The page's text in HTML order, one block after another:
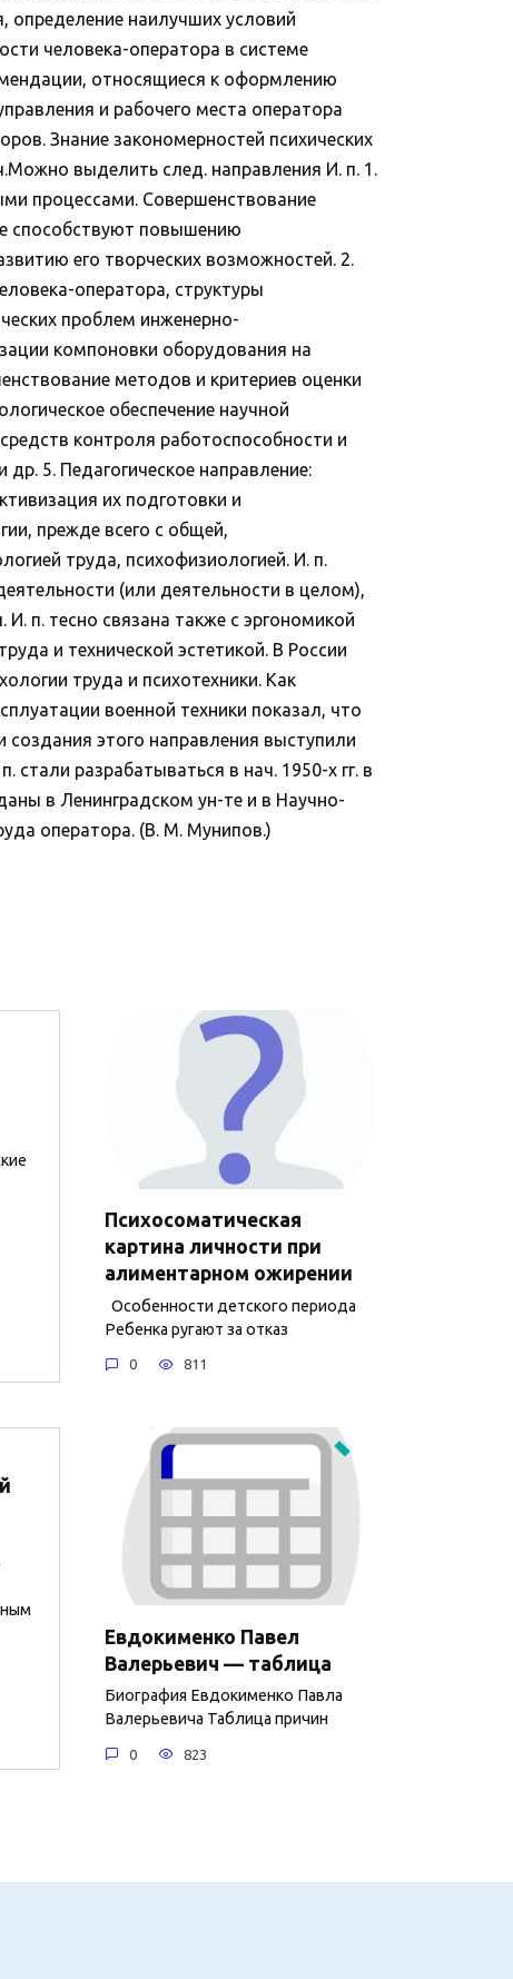
определение наилучших условий
человека-оператора в системе
относящиеся к оформлению
и рабочего места оператора
Знание закономерностей психических
выделить след. направления И. п. 1.
процессами. Совершенствование
способствуют повышению
его творческих возможностей. 2.
оператора, структуры
проблем инженерно-
компоновки оборудования на
методов и критериев оценки
обеспечение научной
контроля работоспособности и
5. Педагогическое направление:
их подготовки и
прежде всего с общей,
труда, психофизиологией. И. п.
(или деятельности в целом),
п. тесно связана также с эргономикой
и технической эстетикой. В России
труда и психотехники. Как
военной техники показал, что
этого направления выступили
разрабатываться в нач. 1950-х гг. в
в Ленинградском ун-те и в Научно-
оператора. (В. М. Мунипов.)
Психосоматическая
картина личности при
алиментарном ожирении
Особенности детского периода
Ребенка ругают за отказ
0 811
Евдокименко Павел
Валерьевич — таблица
Биография Евдокименко Павла
Валерьевича Таблица причин
0 823